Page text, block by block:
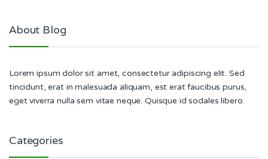
About Blog
Lorem ipsum dolor sit amet, consectetur adipiscing elit. Sed
tincidunt, erat in malesuada aliquam, est erat faucibus purus,
eget viverra nulla sem vitae neque. Quisque id sodales libero.
Categories